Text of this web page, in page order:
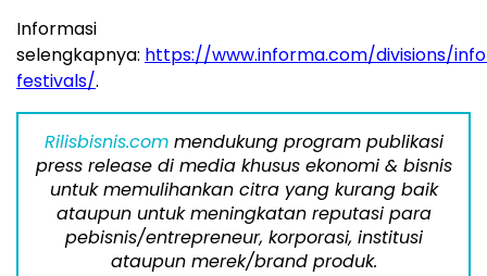
Informasi
selengkapnya: https://www.informa.com/divisions/
festivals/.
Rilisbisnis.commendukung program publikasi
press release di media khusus ekonomi & bisnis
untuk memulihankan citra yang kurang baik
ataupun untuk meningkatan reputasi para
pebisnis/entrepreneur, korporasi, institusi
ataupun merek/brand produk.